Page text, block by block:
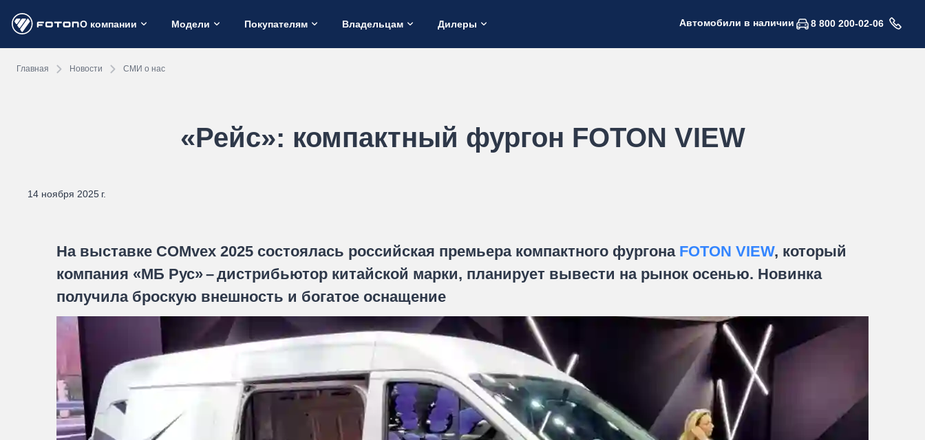
О компании Модели Покупателям Владельцам Дилеры Автомобили в наличии 8 800 200-02-06
Главная Новости СМИ о нас
«Рейс»: компактный фургон FOTON VIEW
14 ноября 2025 г.
На выставке COMvex 2025 состоялась российская премьера компактного фургона FOTON VIEW, который
компания «МБ Рус» – дистрибьютор китайской марки, планирует вывести на рынок осенью. Новинка
получила броскую внешность и богатое оснащение